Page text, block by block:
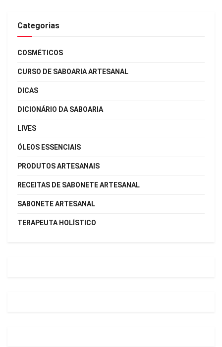
Categorias
COSMÉTICOS
CURSO DE SABOARIA ARTESANAL
DICAS
DICIONÁRIO DA SABOARIA
LIVES
ÓLEOS ESSENCIAIS
PRODUTOS ARTESANAIS
RECEITAS DE SABONETE ARTESANAL
SABONETE ARTESANAL
TERAPEUTA HOLÍSTICO